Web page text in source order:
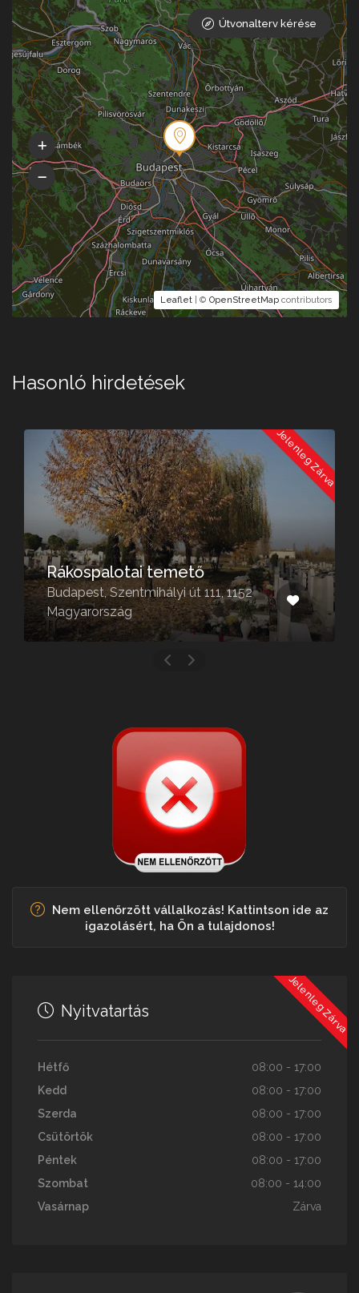
Leaflet | © OpenStreetMap contributors
Útvonalterv kérése
Hasonló hirdetések
Jelenleg Zárva
Rákospalotai temető
Budapest, Szentmihályi út 111, 1152
Magyarország
Nem ellenőrzött vállalkozás! Kattintson ide az
igazolásért, ha Ön a tulajdonos!
Jelenleg Zárva
Nyitvatartás
Hétfő
08:00 - 17:00
Kedd
08:00 - 17:00
Szerda
08:00 - 17:00
Csütörtök
08:00 - 17:00
Péntek
08:00 - 17:00
Szombat
08:00 - 14:00
Vasárnap
Zárva